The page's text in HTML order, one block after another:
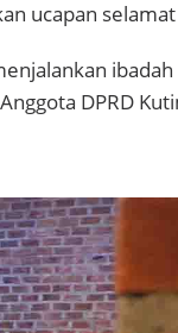
ucapan
ibadah
DPRD